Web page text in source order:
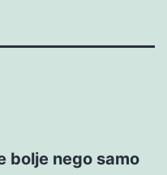
bolje nego samo